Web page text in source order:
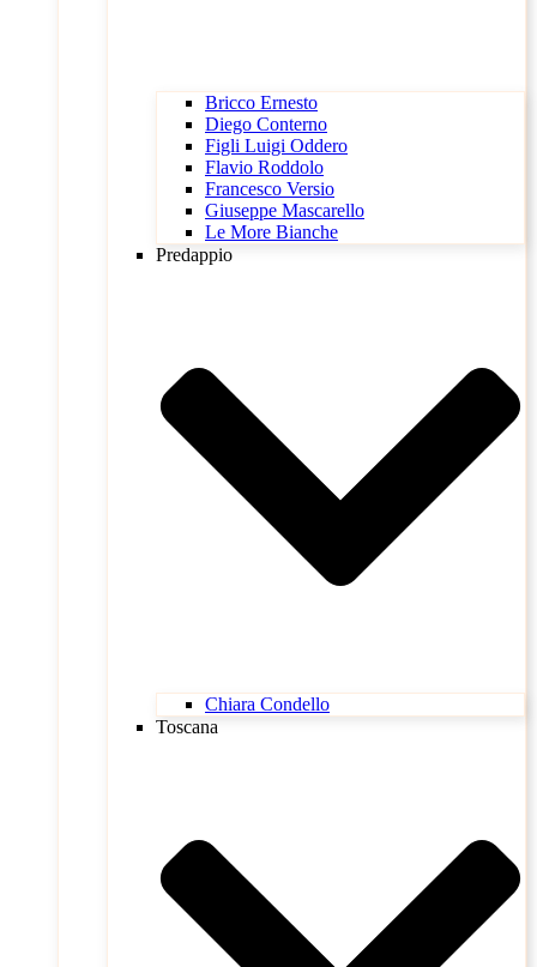
Bricco Ernesto
Diego Conterno
Figli Luigi Oddero
Flavio Roddolo
Francesco Versio
Giuseppe Mascarello
Le More Bianche
Predappio
Chiara Condello
Toscana